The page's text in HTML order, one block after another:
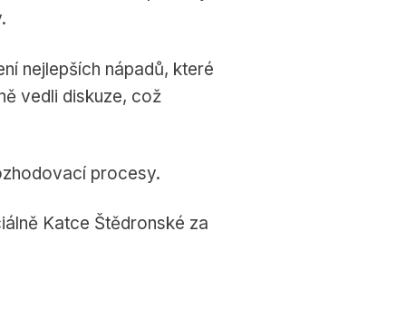
nejlepších nápadů, které
vedli diskuze, což
procesy.
Katce Štědronské za